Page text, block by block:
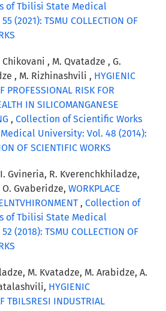
of Tbilisi State Medical
(2021): TSMU COLLECTION OF
, M. Qvatadze , G.
, M. Rizhinashvili , HYGIENIC
PROFESSIONAL RISK FOR
IN SILICOMANGANESE
, Collection of Scientific Works
University: Vol. 48 (2014):
OF SCIENTIFIC WORKS
Gvineria, R. Kverenchkhiladze,
Gvaberidze, WORKPLACE
, Collection of
of Tbilisi State Medical
(2018): TSMU COLLECTION OF
M. Kvatadze, M. Arabidze, A.
HYGIENIC
TBILSRESI INDUSTRIAL